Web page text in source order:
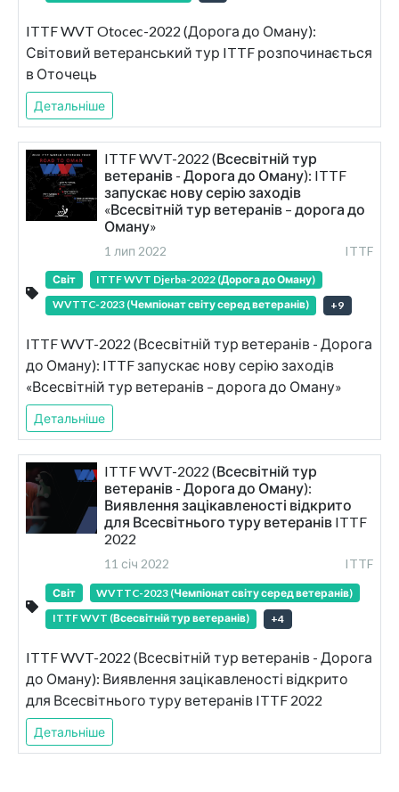
ITTF WVT Otocec-2022 (Дорога до Оману):
Світовий ветеранський тур ITTF розпочинається
в Оточець
Детальніше
ITTF WVT-2022 (Всесвітній тур
ветеранів - Дорога до Оману): ITTF
запускає нову серію заходів
«Всесвітній тур ветеранів – дорога до
Оману»
1 лип 2022 ITTF
Світ
ITTF WVT Djerba-2022 (Дорога до Оману)
WVTTC-2023 (Чемпіонат світу серед ветеранів)
+9
ITTF WVT-2022 (Всесвітній тур ветеранів - Дорога
до Оману): ITTF запускає нову серію заходів
«Всесвітній тур ветеранів – дорога до Оману»
Детальніше
ITTF WVT-2022 (Всесвітній тур
ветеранів - Дорога до Оману):
Виявлення зацікавленості відкрито
для Всесвітнього туру ветеранів ITTF
2022
11 січ 2022 ITTF
Світ
WVTTC-2023 (Чемпіонат світу серед ветеранів)
ITTF WVT (Всесвітній тур ветеранів)
+4
ITTF WVT-2022 (Всесвітній тур ветеранів - Дорога
до Оману): Виявлення зацікавленості відкрито
для Всесвітнього туру ветеранів ITTF 2022
Детальніше